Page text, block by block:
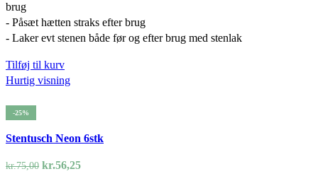
brug
- Påsæt hætten straks efter brug
- Laker evt stenen både før og efter brug med stenlak
Tilføj til kurv
Hurtig visning
-25%
Stentusch Neon 6stk
kr.75,00 Den
kr.56,25Den